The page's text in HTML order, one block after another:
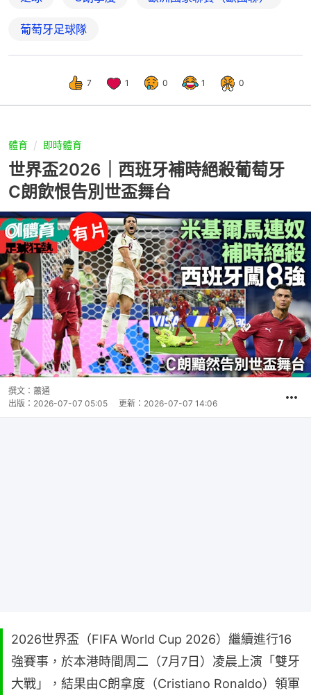
葡萄牙足球隊
7 1 0 1 0
體育 即時體育
世界盃2026｜西班牙補時絕殺葡萄牙
C朗飲恨告別世盃舞台
撰文： 蕭通
出版： 2026-07-07 05:05 更新： 2026-07-07 14:06
2026世界盃（FIFA World Cup 2026）繼續進行16
強賽事，於本港時間周二（7月7日）凌晨上演「雙牙
大戰」，結果由C朗拿度（Cristiano Ronaldo）領軍